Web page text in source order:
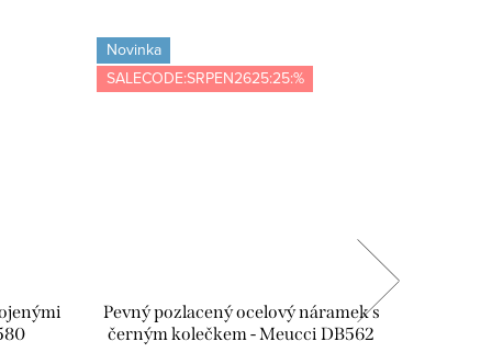
Novinka
SALECODE:SRPEN2625:25:%
Pevný pozlacený ocelový náramek s
černým kolečkem - Meucci DB562